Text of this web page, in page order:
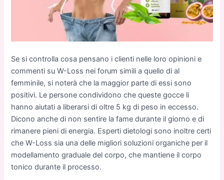
Se si controlla cosa pensano i clienti nelle loro opinioni e
commenti su W-Loss nei forum simili a quello di al
femminile, si noterà che la maggior parte di essi sono
positivi. Le persone condividono che queste gocce li
hanno aiutati a liberarsi di oltre 5 kg di peso in eccesso.
Dicono anche di non sentire la fame durante il giorno e di
rimanere pieni di energia. Esperti dietologi sono inoltre certi
che W-Loss sia una delle migliori soluzioni organiche per il
modellamento graduale del corpo, che mantiene il corpo
tonico durante il processo.